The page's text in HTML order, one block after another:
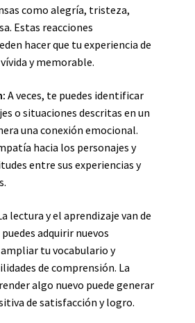
como alegría, tristeza,
Estas reacciones
hacer que tu experiencia de
y memorable.
A veces, te puedes identificar
o situaciones descritas en un
una conexión emocional.
hacia los personajes y
entre sus experiencias y
lectura y el aprendizaje van de
adquirir nuevos
tu vocabulario y
de comprensión. La
algo nuevo puede generar
de satisfacción y logro.